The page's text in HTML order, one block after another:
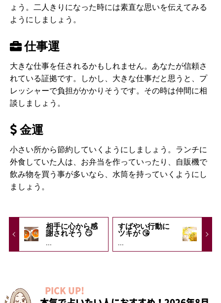
ょう。二人きりになった時には素直な思いを伝えてみる
ようにしましょう。
仕事運
大きな仕事を任されるかもしれません。あなたが信頼さ
れている証拠です。しかし、大きな仕事だと思うと、プ
レッシャーで負担がかかりそうです。その時は仲間に相
談しましょう。
金運
小さい所から節約していくようにしましょう。ランチに
外食していた人は、お弁当を作っていったり、自販機で
飲み物を買う事が多いなら、水筒を持っていくようにし
ましょう。
相手に心から感
謝されそう 😏
...
すばやい行動に
ツキが 😘
...
PICK UP!